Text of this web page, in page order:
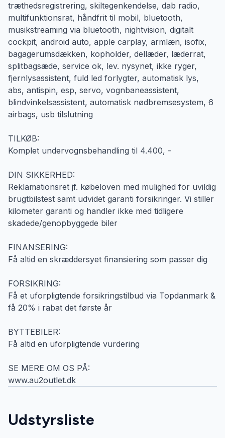
træthedsregistrering, skiltegenkendelse, dab radio,
multifunktionsrat, håndfrit til mobil, bluetooth,
musikstreaming via bluetooth, nightvision, digitalt
cockpit, android auto, apple carplay, armlæn, isofix,
bagagerumsdækken, kopholder, dellæder, læderrat,
splitbagsæde, service ok, lev. nysynet, ikke ryger,
fjernlysassistent, fuld led forlygter, automatisk lys,
abs, antispin, esp, servo, vognbaneassistent,
blindvinkelsassistent, automatisk nødbremsesystem, 6
airbags, usb tilslutning
TILKØB:
Komplet undervognsbehandling til 4.400, -
DIN SIKKERHED:
Reklamationsret jf. købeloven med mulighed for uvildig
brugtbilstest samt udvidet garanti forsikringer. Vi stiller
kilometer garanti og handler ikke med tidligere
skadede/genopbyggede biler
FINANSERING:
Få altid en skræddersyet finansiering som passer dig
FORSIKRING:
Få et uforpligtende forsikringstilbud via Topdanmark &
få 20% i rabat det første år
BYTTEBILER:
Få altid en uforpligtende vurdering
SE MERE OM OS PÅ:
www.au2outlet.dk
Udstyrsliste